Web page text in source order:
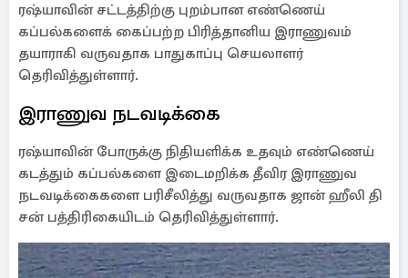
ரஷ்யாவின் சட்டத்திற்கு புறம்பான எண்ணெய்
கப்பல்களைக் கைப்பற்ற பிரித்தானிய இராணுவம்
தயாராகி வருவதாக பாதுகாப்பு செயலாளர்
தெரிவித்துள்ளார்.
இராணுவ நடவடிக்கை
ரஷ்யாவின் போருக்கு நிதியளிக்க உதவும் எண்ணெய்
கடத்தும் கப்பல்களை இடைமறிக்க தீவிர இராணுவ
நடவடிக்கைகளை பரிசீலித்து வருவதாக ஜான் ஹீலி தி
சன் பத்திரிகையிடம் தெரிவித்துள்ளார்.